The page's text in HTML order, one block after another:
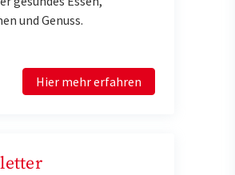
und Genuss.
Hier mehr erfahren